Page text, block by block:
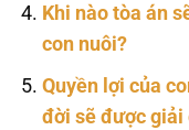
Khi nào tòa án
con nuôi?
Quyền lợi của
đời sẽ được giải